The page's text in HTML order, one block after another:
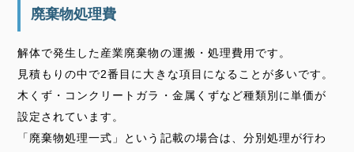
廃棄物処理費
解体で発生した産業廃棄物の運搬・処理費用です。
見積もりの中で2番目に大きな項目になることが多いです。
木くず・コンクリートガラ・金属くずなど種類別に単価が
設定されています。
「廃棄物処理一式」という記載の場合は、分別処理が行わ